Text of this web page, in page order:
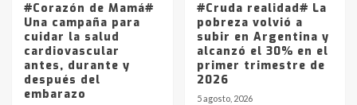
#Corazón de Mamá#
Una campaña para
cuidar la salud
cardiovascular
antes, durante y
después del
embarazo
#Cruda realidad# La
pobreza volvió a
subir en Argentina y
alcanzó el 30% en el
primer trimestre de
2026
5 agosto, 2026